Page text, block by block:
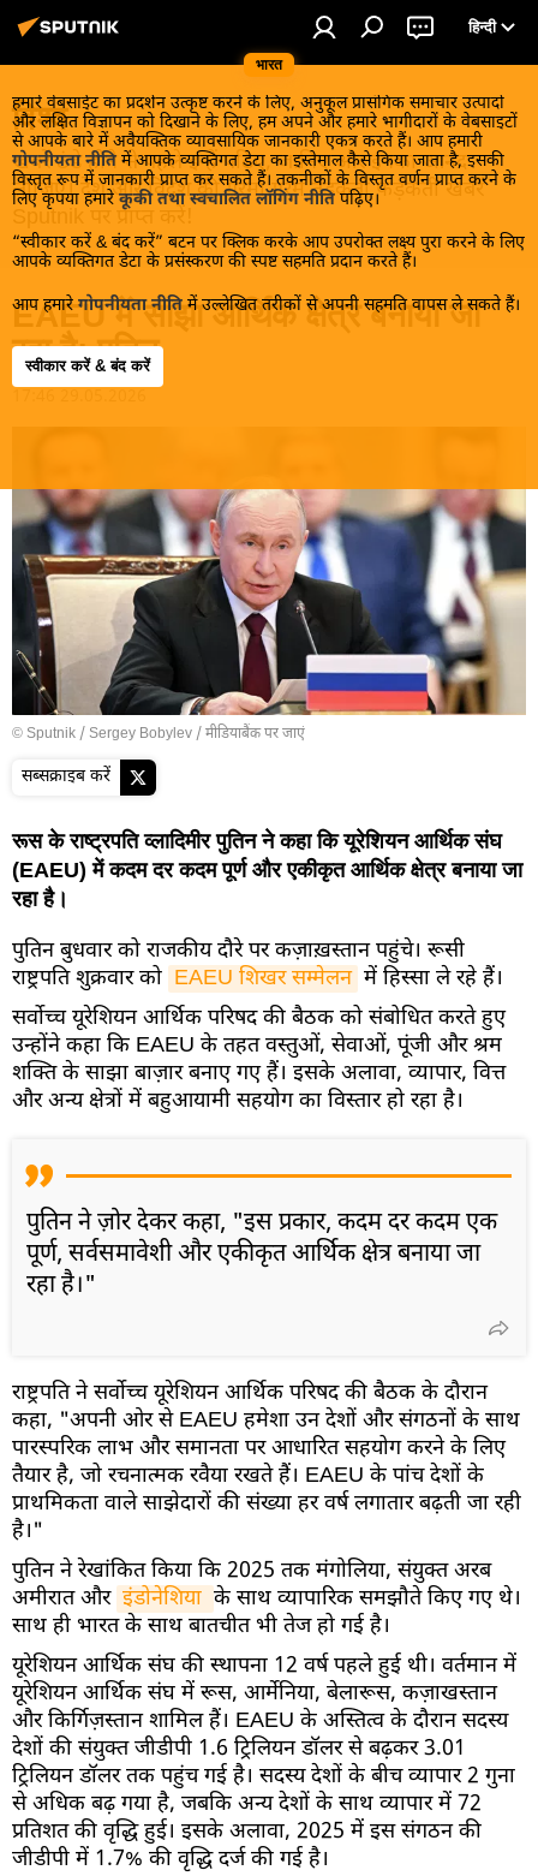
भारत
हिन्दी
हमारे वेबसाईट का प्रदर्शन उत्कृष्ट करने के लिए, अनुकूल प्रासंगिक समाचार उत्पादों
और लक्षित विज्ञापन को दिखाने के लिए, हम अपने और हमारे भागीदारों के वेबसाइटों
से आपके बारे में अवैयक्तिक व्यावसायिक जानकारी एकत्र करते हैं। आप हमारी
गोपनीयता नीति में आपके व्यक्तिगत डेटा का इस्तेमाल कैसे किया जाता है, इसकी
विस्तृत रूप में जानकारी प्राप्त कर सकते हैं। तकनीकों के विस्तृत वर्णन प्राप्त करने के
लिए कृपया हमारे कूकी तथा स्वचालित लॉगिंग नीति पढ़िए।
“स्वीकार करें & बंद करें” बटन पर क्लिक करके आप उपरोक्त लक्ष्य पुरा करने के लिए
आपके व्यक्तिगत डेटा के प्रसंस्करण की स्पष्ट सहमति प्रदान करते हैं।
आप हमारे गोपनीयता नीति में उल्लेखित तरीकों से अपनी सहमति वापस ले सकते हैं।
स्वीकार करें & बंद करें
विश्व
खबरें ठंडे होने से पहले इन्हें पढ़िए, जानिए और इनका आनंद
लीजिए। देश और विदेश की गरमा गरम तड़कती फड़कती खबरें
Sputnik पर प्राप्त करें!
EAEU में साझा आर्थिक क्षेत्र बनाया जा
रहा है: पुतिन
© Sputnik / Sergey Bobylev /मीडियाबैंक पर जाएं
सब्सक्राइब करें
रूस के राष्ट्रपति व्लादिमीर पुतिन ने कहा कि यूरेशियन आर्थिक संघ
(EAEU) में कदम दर कदम पूर्ण और एकीकृत आर्थिक क्षेत्र बनाया जा
रहा है।
पुतिन बुधवार को राजकीय दौरे पर कज़ाख़स्तान पहुंचे। रूसी
राष्ट्रपति शुक्रवार को EAEU शिखर सम्मेलन में हिस्सा ले रहे हैं।
सर्वोच्च यूरेशियन आर्थिक परिषद की बैठक को संबोधित करते हुए
उन्होंने कहा कि EAEU के तहत वस्तुओं, सेवाओं, पूंजी और श्रम
शक्ति के साझा बाज़ार बनाए गए हैं। इसके अलावा, व्यापार, वित्त
और अन्य क्षेत्रों में बहुआयामी सहयोग का विस्तार हो रहा है।
पुतिन ने ज़ोर देकर कहा, "इस प्रकार, कदम दर कदम एक
पूर्ण, सर्वसमावेशी और एकीकृत आर्थिक क्षेत्र बनाया जा
रहा है।"
राष्ट्रपति ने सर्वोच्च यूरेशियन आर्थिक परिषद की बैठक के दौरान
कहा, "अपनी ओर से EAEU हमेशा उन देशों और संगठनों के साथ
पारस्परिक लाभ और समानता पर आधारित सहयोग करने के लिए
तैयार है, जो रचनात्मक रवैया रखते हैं। EAEU के पांच देशों के
प्राथमिकता वाले साझेदारों की संख्या हर वर्ष लगातार बढ़ती जा रही
है।"
पुतिन ने रेखांकित किया कि 2025 तक मंगोलिया, संयुक्त अरब
अमीरात और इंडोनेशिया के साथ व्यापारिक समझौते किए गए थे।
साथ ही भारत के साथ बातचीत भी तेज हो गई है।
यूरेशियन आर्थिक संघ की स्थापना 12 वर्ष पहले हुई थी। वर्तमान में
यूरेशियन आर्थिक संघ में रूस, आर्मेनिया, बेलारूस, कज़ाखस्तान
और किर्गिज़स्तान शामिल हैं। EAEU के अस्तित्व के दौरान सदस्य
देशों की संयुक्त जीडीपी 1.6 ट्रिलियन डॉलर से बढ़कर 3.01
ट्रिलियन डॉलर तक पहुंच गई है। सदस्य देशों के बीच व्यापार 2 गुना
से अधिक बढ़ गया है, जबकि अन्य देशों के साथ व्यापार में 72
प्रतिशत की वृद्धि हुई। इसके अलावा, 2025 में इस संगठन की
जीडीपी में 1.7% की वृद्धि दर्ज की गई है।